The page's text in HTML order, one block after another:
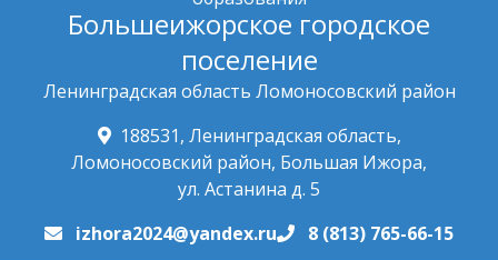
Большеижорское городское
поселение
Ленинградская область Ломоносовский район
188531, Ленинградская область,
Ломоносовский район, Большая Ижора,
ул. Астанина д. 5
izhora2024@yandex.ru
8 (813) 765-66-15